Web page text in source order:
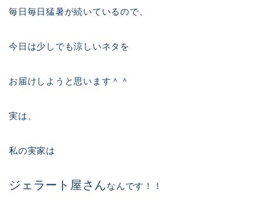
毎日毎日猛暑が続いているので、
今日は少しでも涼しいネタを
お届けしようと思います＾＾
実は、
私の実家は
ジェラート屋さんなんです！！